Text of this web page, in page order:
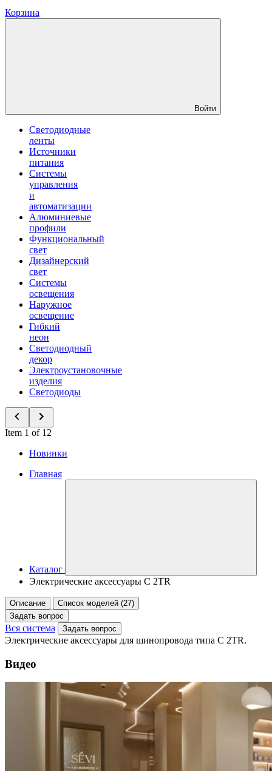
Корзина
Войти
Светодиодные
ленты
Источники
питания
Системы
управления
и
автоматизации
Алюминиевые
профили
Функциональный
свет
Дизайнерский
свет
Системы
освещения
Наружное
освещение
Гибкий
неон
Светодиодный
декор
Электроустановочные
изделия
Светодиоды
Item 1 of 12
Новинки
Главная
Каталог
Электрические аксессуары C 2TR
Описание
Список моделей (27)
Задать вопрос
Вся система Задать вопрос
Электрические аксессуары для шинопровода типа C 2TR.
Видео